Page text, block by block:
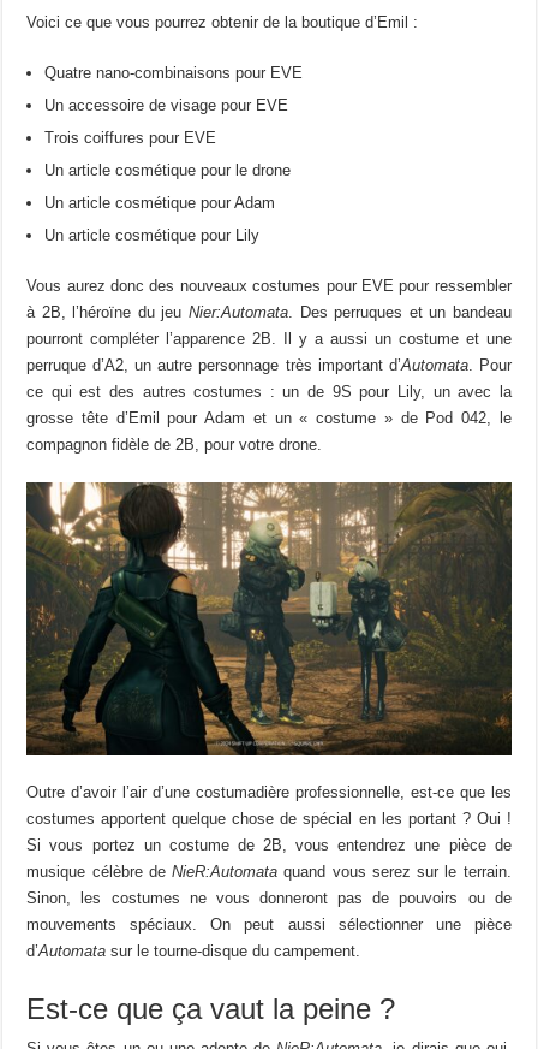
Voici ce que vous pourrez obtenir de la boutique d’Emil :
Quatre nano-combinaisons pour EVE
Un accessoire de visage pour EVE
Trois coiffures pour EVE
Un article cosmétique pour le drone
Un article cosmétique pour Adam
Un article cosmétique pour Lily
Vous aurez donc des nouveaux costumes pour EVE pour ressembler
à 2B, l’héroïne du jeu Nier:Automata . Des perruques et un bandeau
pourront compléter l’apparence 2B. Il y a aussi un costume et une
perruque d’A2, un autre personnage très important d’Automata. Pour
ce qui est des autres costumes : un de 9S pour Lily, un avec la
grosse tête d’Emil pour Adam et un « costume » de Pod 042, le
compagnon fidèle de 2B, pour votre drone.
Outre d’avoir l’air d’une costumadière professionnelle, est-ce que les
costumes apportent quelque chose de spécial en les portant ? Oui !
Si vous portez un costume de 2B, vous entendrez une pièce de
musique célèbre deNieR:Automata quand vous serez sur le terrain.
Sinon, les costumes ne vous donneront pas de pouvoirs ou de
mouvements spéciaux. On peut aussi sélectionner une pièce
d’Automata sur le tourne-disque du campement.
Est-ce que ça vaut la peine ?